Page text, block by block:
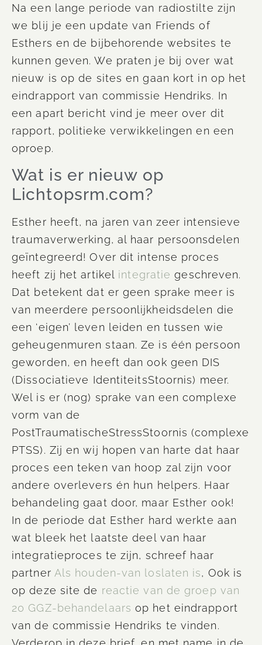
Na een lange periode van radiostilte zijn
we blij je een update van Friends of
Esthers en de bijbehorende websites te
kunnen geven. We praten je bij over wat
nieuw is op de sites en gaan kort in op het
eindrapport van commissie Hendriks. In
een apart bericht vind je meer over dit
rapport, politieke verwikkelingen en een
oproep.
Wat is er nieuw op
Lichtopsrm.com?
Esther heeft, na jaren van zeer intensieve
traumaverwerking, al haar persoonsdelen
geïntegreerd! Over dit intense proces
heeft zij het artikel integratie geschreven.
Dat betekent dat er geen sprake meer is
van meerdere persoonlijkheidsdelen die
een ‘eigen’ leven leiden en tussen wie
geheugenmuren staan. Ze is één persoon
geworden, en heeft dan ook geen DIS
(Dissociatieve IdentiteitsStoornis) meer.
Wel is er (nog) sprake van een complexe
vorm van de
PostTraumatischeStressStoornis (complexe
PTSS). Zij en wij hopen van harte dat haar
proces een teken van hoop zal zijn voor
andere overlevers én hun helpers. Haar
behandeling gaat door, maar Esther ook!
In de periode dat Esther hard werkte aan
wat bleek het laatste deel van haar
integratieproces te zijn, schreef haar
partner Als houden-van loslaten is, Ook is
op deze site de reactie van de groep van
20 GGZ-behandelaars op het eindrapport
van de commissie Hendriks te vinden.